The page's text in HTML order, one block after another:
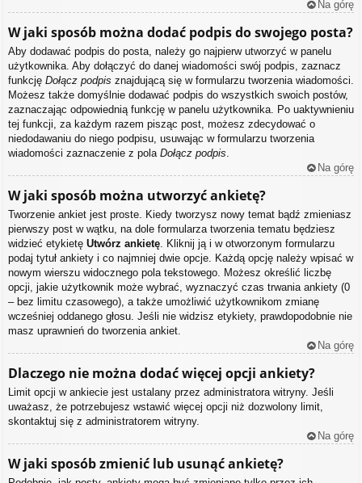
Na górę
W jaki sposób można dodać podpis do swojego posta?
Aby dodawać podpis do posta, należy go najpierw utworzyć w panelu
użytkownika. Aby dołączyć do danej wiadomości swój podpis, zaznacz
funkcję Dołącz podpis znajdującą się w formularzu tworzenia wiadomości.
Możesz także domyślnie dodawać podpis do wszystkich swoich postów,
zaznaczając odpowiednią funkcję w panelu użytkownika. Po uaktywnieniu
tej funkcji, za każdym razem pisząc post, możesz zdecydować o
niedodawaniu do niego podpisu, usuwając w formularzu tworzenia
wiadomości zaznaczenie z pola Dołącz podpis.
Na górę
W jaki sposób można utworzyć ankietę?
Tworzenie ankiet jest proste. Kiedy tworzysz nowy temat bądź zmieniasz
pierwszy post w wątku, na dole formularza tworzenia tematu będziesz
widzieć etykietę Utwórz ankietę. Kliknij ją i w otworzonym formularzu
podaj tytuł ankiety i co najmniej dwie opcje. Każdą opcję należy wpisać w
nowym wierszu widocznego pola tekstowego. Możesz określić liczbę
opcji, jakie użytkownik może wybrać, wyznaczyć czas trwania ankiety (0
– bez limitu czasowego), a także umożliwić użytkownikom zmianę
wcześniej oddanego głosu. Jeśli nie widzisz etykiety, prawdopodobnie nie
masz uprawnień do tworzenia ankiet.
Na górę
Dlaczego nie można dodać więcej opcji ankiety?
Limit opcji w ankiecie jest ustalany przez administratora witryny. Jeśli
uważasz, że potrzebujesz wstawić więcej opcji niż dozwolony limit,
skontaktuj się z administratorem witryny.
Na górę
W jaki sposób zmienić lub usunąć ankietę?